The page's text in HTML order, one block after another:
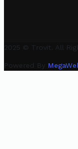
2025 © Trovit. All
Powered By